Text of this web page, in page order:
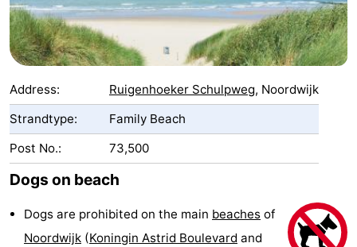
kids
Spend
the
Apartments
(and
breakfasts)
Campsites
Cottages
-
De
Address: Ruigenhoeker Schulpweg, Noordwijk
Strandtype:
Family Beach
Post No.:
73,500
Dogs on beach
Dogs are prohibited on the main beaches of
Noordwijk (Koningin Astrid Boulevard and